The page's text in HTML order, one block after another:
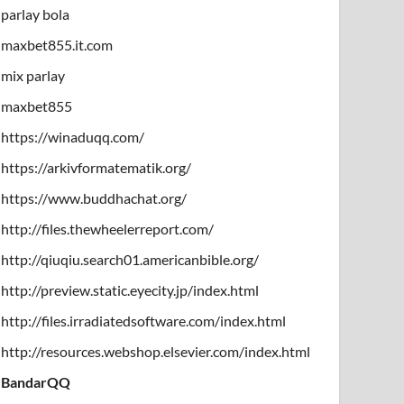
parlay bola
maxbet855.it.com
mix parlay
maxbet855
https://winaduqq.com/
https://arkivformatematik.org/
https://www.buddhachat.org/
http://files.thewheelerreport.com/
http://qiuqiu.search01.americanbible.org/
http://preview.static.eyecity.jp/index.html
http://files.irradiatedsoftware.com/index.html
http://resources.webshop.elsevier.com/index.html
BandarQQ